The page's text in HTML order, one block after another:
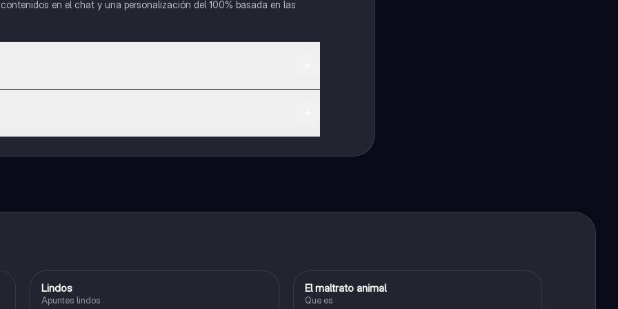
en el chat y una personalización del 100% basada en las
que te permitirá acceder a determinadas funciones.
Español
Lindos
Apuntes lindos
Español
El maltrato animal
Que es